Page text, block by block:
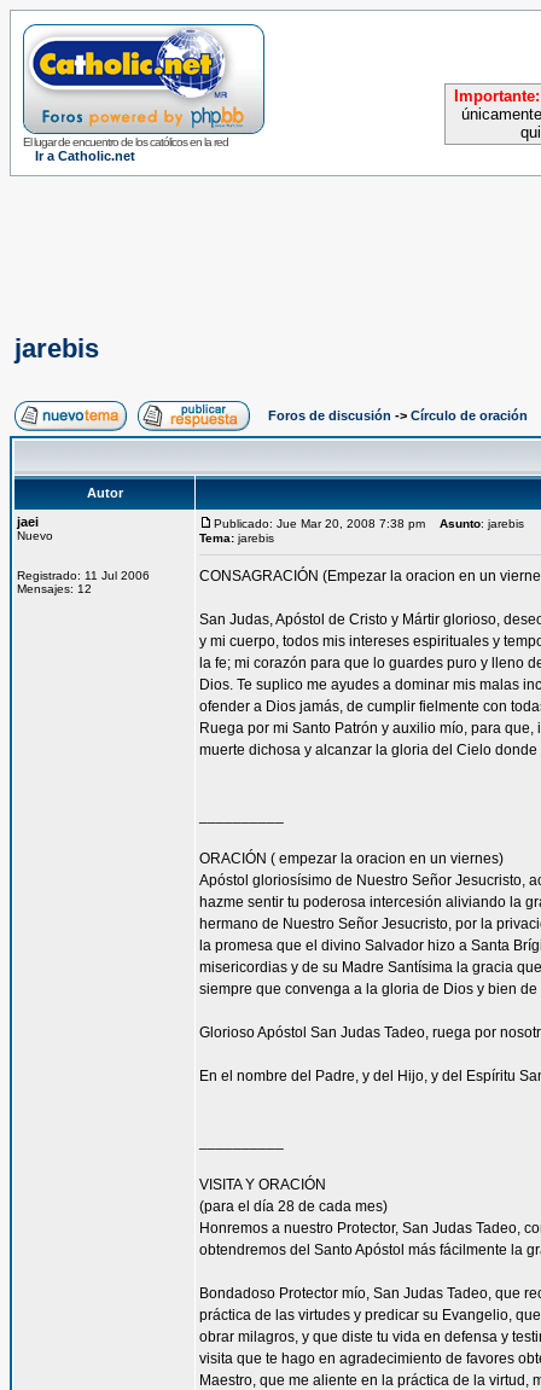
El lugar de encuentro de los católicos en la red
Ir a Catholic.net
Importante:
jarebis
Foros de discusión -> Círculo de oración
Autor
jaei
Nuevo
Registrado: 11 Jul 2006
Mensajes: 12
Publicado: Jue Mar 20, 2008 7:38 pm Asunto: jarebis
Tema: jarebis
CONSAGRACIÓN (Empezar la oracion en un
San Judas, Apóstol de Cristo y Mártir glorioso,
y mi cuerpo, todos mis intereses espirituales y
la fe; mi corazón para que lo guardes puro y lleno
Dios. Te suplico me ayudes a dominar mis malas
ofender a Dios jamás, de cumplir fielmente con
Ruega por mi Santo Patrón y auxilio mío, para
muerte dichosa y alcanzar la gloria del Cielo
ORACIÓN ( empezar la oracion en un viernes)
Apóstol gloriosísimo de Nuestro Señor Jesucristo,
hazme sentir tu poderosa intercesión aliviando la
hermano de Nuestro Señor Jesucristo, por la
la promesa que el divino Salvador hizo a Santa
misericordias y de su Madre Santísima la gracia
siempre que convenga a la gloria de Dios y bien de
Glorioso Apóstol San Judas Tadeo, ruega por
En el nombre del Padre, y del Hijo, y del Espíritu
VISITA Y ORACIÓN
(para el día 28 de cada mes)
Honremos a nuestro Protector, San Judas Tadeo,
obtendremos del Santo Apóstol más fácilmente la
Bondadoso Protector mío, San Judas Tadeo, que
práctica de las virtudes y predicar su Evangelio,
obrar milagros, y que diste tu vida en defensa y
visita que te hago en agradecimiento de favores
Maestro, que me aliente en la práctica de la